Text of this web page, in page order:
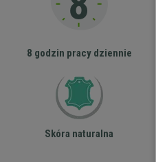
8 godzin pracy dziennie
Skóra naturalna